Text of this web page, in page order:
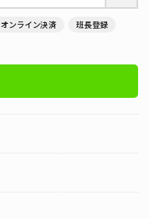
オンライン決済 班長登録